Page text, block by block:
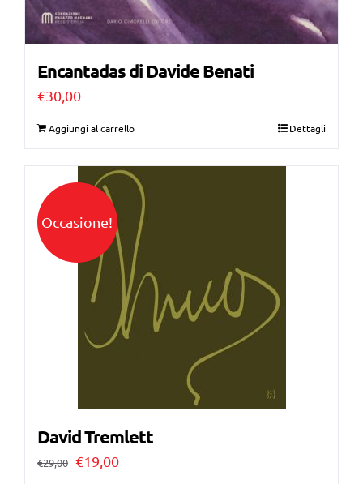
Encantadas di Davide Benati
€30,00
Aggiungi al carrello Dettagli
Occasione!
David Tremlett
€29,00 Il
€19,00Il